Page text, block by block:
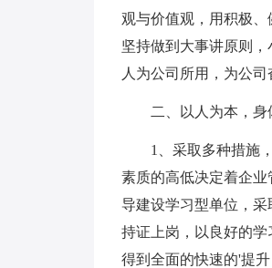
观与价值观，用积极
坚持做到大事讲原则
人为公司所用，为公司
二、以人为本，
1、采取多种措施
素质的高低决定着企
导建设学习型单位，采
持证上岗，以良好的
得到全面的快速的'提